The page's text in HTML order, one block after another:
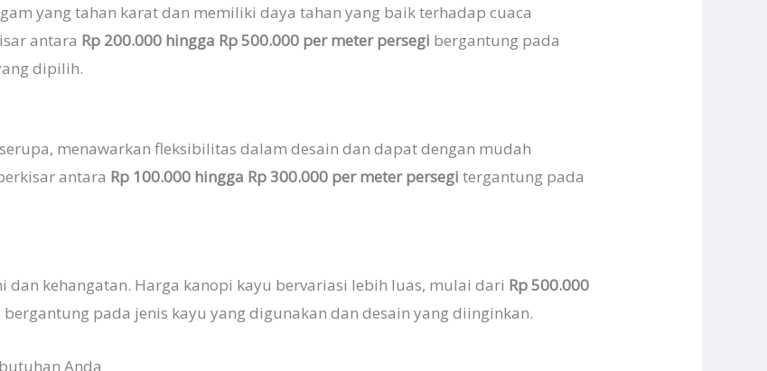
yang tahan karat dan memiliki daya tahan yang baik terhadap cuaca
antara Rp 200.000 hingga Rp 500.000 per meter persegi bergantung pada
dipilih.
menawarkan fleksibilitas dalam desain dan dapat dengan mudah
antara Rp 100.000 hingga Rp 300.000 per meter persegi tergantung pada
dan kehangatan. Harga kanopi kayu bervariasi lebih luas, mulai dari Rp 500.000
bergantung pada jenis kayu yang digunakan dan desain yang diinginkan.
Anda